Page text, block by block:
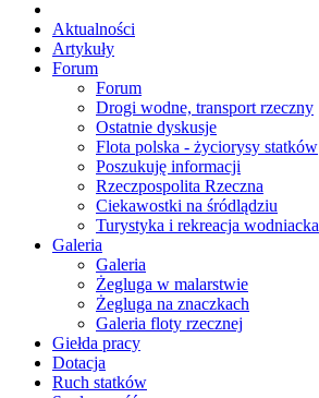
Aktualności
Artykuły
Forum
Forum
Drogi wodne, transport rzeczny
Ostatnie dyskusje
Flota polska - życiorysy statków
Poszukuję informacji
Rzeczpospolita Rzeczna
Ciekawostki na śródlądziu
Turystyka i rekreacja wodniacka
Galeria
Galeria
Żegluga w malarstwie
Żegluga na znaczkach
Galeria floty rzecznej
Giełda pracy
Dotacja
Ruch statków